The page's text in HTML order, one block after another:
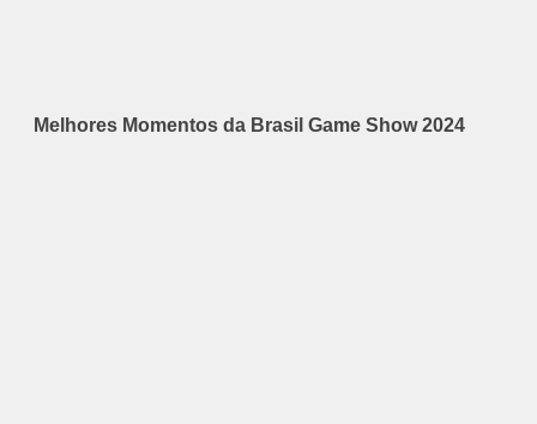
Melhores Momentos da Brasil Game Show 2024